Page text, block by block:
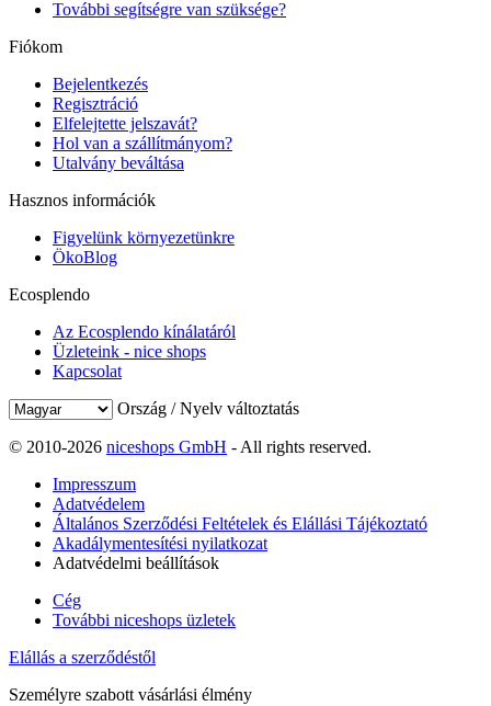
További segítségre van szüksége?
Fiókom
Bejelentkezés
Regisztráció
Elfelejtette jelszavát?
Hol van a szállítmányom?
Utalvány beváltása
Hasznos információk
Figyelünk környezetünkre
ÖkoBlog
Ecosplendo
Az Ecosplendo kínálatáról
Üzleteink - nice shops
Kapcsolat
Ország / Nyelv változtatás
© 2010-2026 niceshops GmbH - All rights reserved.
Impresszum
Adatvédelem
Általános Szerződési Feltételek és Elállási Tájékoztató
Akadálymentesítési nyilatkozat
Adatvédelmi beállítások
Cég
További niceshops üzletek
Elállás a szerződéstől
Személyre szabott vásárlási élmény